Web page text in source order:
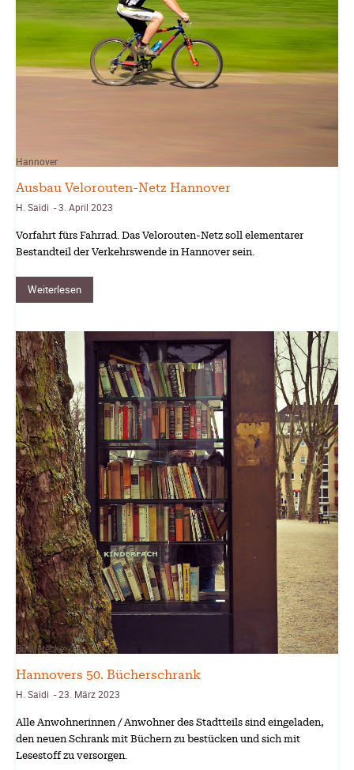
Hannover
Ausbau Velorouten-Netz Hannover
H. Saidi -3. April 2023
Vorfahrt fürs Fahrrad. Das Velorouten-Netz soll elementarer
Bestandteil der Verkehrswende in Hannover sein.
Weiterlesen
Bücherecke
Hannovers 50. Bücherschrank
H. Saidi -23. März 2023
Alle Anwohnerinnen / Anwohner des Stadtteils sind eingeladen,
den neuen Schrank mit Büchern zu bestücken und sich mit
Lesestoff zu versorgen.